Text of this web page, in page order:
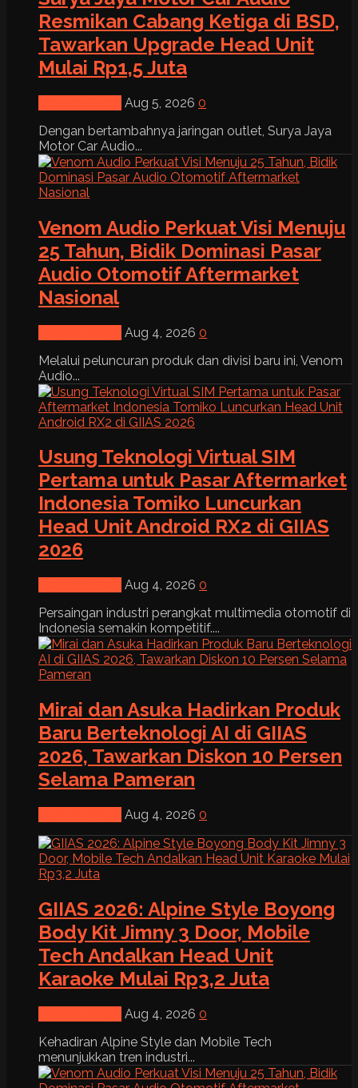
Resmikan Cabang Ketiga di BSD,
Tawarkan Upgrade Head Unit
Mulai Rp1,5 Juta
Aug 5, 2026 0
Dengan bertambahnya jaringan outlet, Surya Jaya
Motor Car Audio...
Venom Audio Perkuat Visi Menuju
25 Tahun, Bidik Dominasi Pasar
Audio Otomotif Aftermarket
Nasional
Aug 4, 2026 0
Melalui peluncuran produk dan divisi baru ini, Venom
Audio...
Usung Teknologi Virtual SIM
Pertama untuk Pasar Aftermarket
Indonesia Tomiko Luncurkan
Head Unit Android RX2 di GIIAS
2026
Aug 4, 2026 0
Persaingan industri perangkat multimedia otomotif di
Indonesia semakin kompetitif....
Mirai dan Asuka Hadirkan Produk
Baru Berteknologi AI di GIIAS
2026, Tawarkan Diskon 10 Persen
Selama Pameran
Aug 4, 2026 0
GIIAS 2026: Alpine Style Boyong
Body Kit Jimny 3 Door, Mobile
Tech Andalkan Head Unit
Karaoke Mulai Rp3,2 Juta
Aug 4, 2026 0
Kehadiran Alpine Style dan Mobile Tech
menunjukkan tren industri...